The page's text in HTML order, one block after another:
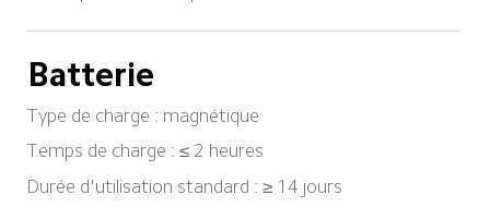
Batterie
Type de charge : magnétique
Temps de charge : ≤ 2 heures
Durée d'utilisation standard : ≥ 14 jours